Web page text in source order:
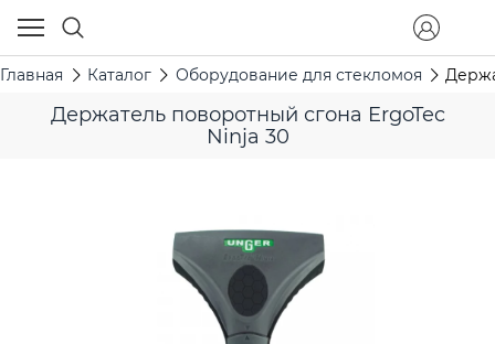
Главная Каталог Оборудование для стекломоя
Держатель поворотный сгона ErgoTec
Ninja 30